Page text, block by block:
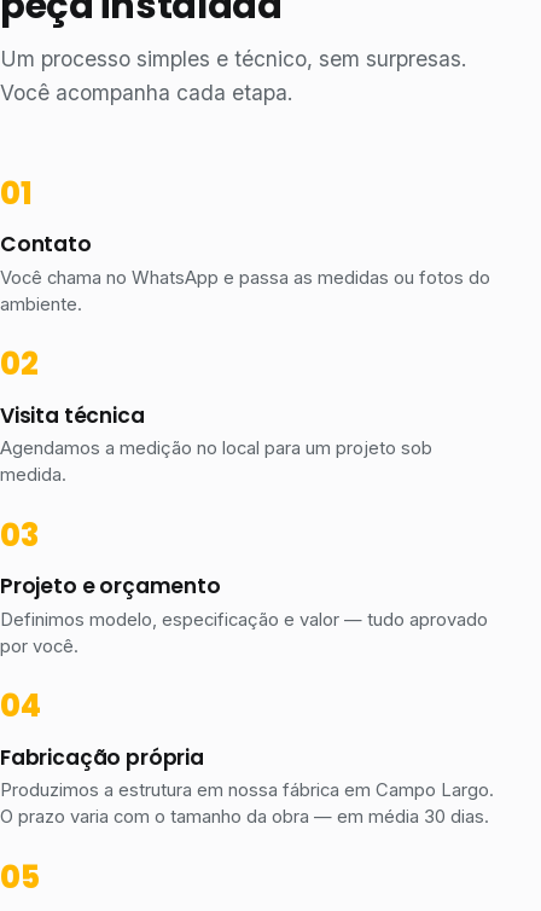
Um processo simples e técnico, sem surpresas.
Você acompanha cada etapa.
Contato
Você chama no WhatsApp e passa as medidas ou fotos do
ambiente.
Visita técnica
Agendamos a medição no local para um projeto sob
medida.
Projeto e orçamento
Definimos modelo, especificação e valor — tudo aprovado
por você.
Fabricação própria
Produzimos a estrutura em nossa fábrica em Campo Largo.
O prazo varia com o tamanho da obra — em média 30 dias.